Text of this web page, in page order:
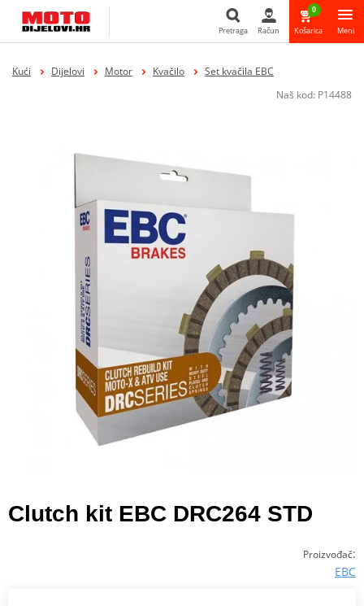
Pretraga Račun
0
Košarica Meni
Kući Dijelovi Motor Kvačilo
Set kvačila EBC
Naš kod: P14488
Clutch kit EBC DRC264 STD
Proizvođač:
EBC